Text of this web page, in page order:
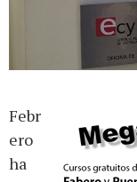
Febr
ero
ha